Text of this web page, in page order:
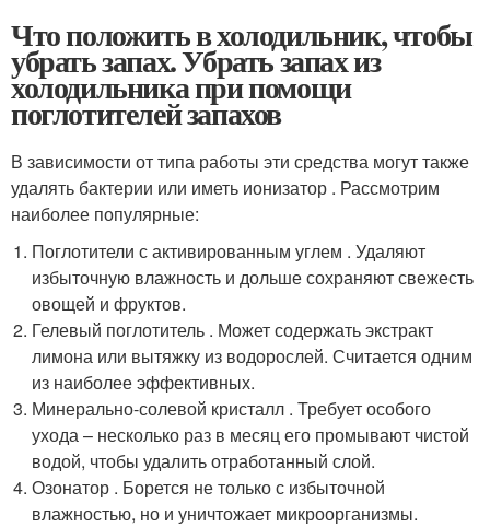
Что положить в холодильник, чтобы
убрать запах. Убрать запах из
холодильника при помощи
поглотителей запахов
В зависимости от типа работы эти средства могут также
удалять бактерии или иметь ионизатор . Рассмотрим
наиболее популярные:
Поглотители с активированным углем . Удаляют
избыточную влажность и дольше сохраняют свежесть
овощей и фруктов.
Гелевый поглотитель . Может содержать экстракт
лимона или вытяжку из водорослей. Считается одним
из наиболее эффективных.
Минерально-солевой кристалл . Требует особого
ухода – несколько раз в месяц его промывают чистой
водой, чтобы удалить отработанный слой.
Озонатор . Борется не только с избыточной
влажностью, но и уничтожает микроорганизмы.